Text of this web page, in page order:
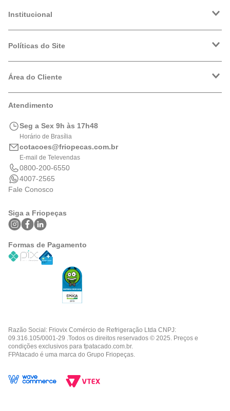
Institucional
Trabalhe Conosco
Políticas do Site
Política de Privacidade
Logística
Área do Cliente
Meus Pedidos
Portal de Boletos
Atendimento
Seg a Sex 9h às 17h48
Horário de Brasília
cotacoes@friopecas.com.br
E-mail de Televendas
0800-200-6550
4007-2565
Fale Conosco
Siga a Friopeças
Formas de Pagamento
Razão Social: Friovix Comércio de Refrigeração Ltda CNPJ:
09.316.105/0001-29 .Todos os direitos reservados © 2025. Preços e
condições exclusivos para fpatacado.com.br.
FPAtacado é uma marca do Grupo Friopeças.